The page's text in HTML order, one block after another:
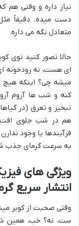
نیاز داره و وقتی هم
دست میده. دقیقاً
متعادل نگه می داره.
حالا تصور کنید توی
ای هست، نه رودخونه
میشه چی؟ اینکه
کنه و شب ها آروم
تبخیر و تعرق (در
هم در شب جلوی افت
فرآیندها یا وجود
به سرعت گرمای جذب
ویژگی های
انتشار سریع
وقتی صحبت از کویر
ست، نه؟ خب، همین